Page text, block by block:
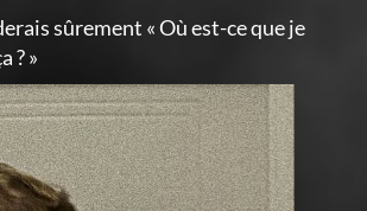
sûrement « Où est-ce que je
? »